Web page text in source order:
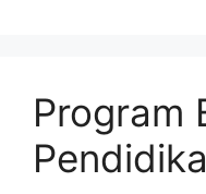
Program